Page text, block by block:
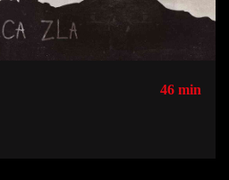
46 min